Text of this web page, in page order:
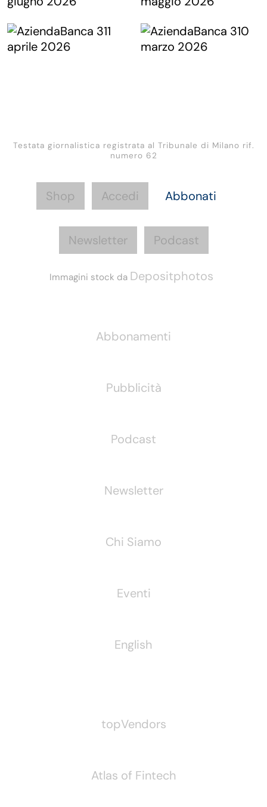
Testata giornalistica registrata al Tribunale di Milano rif.
numero 62
Shop Accedi Abbonati
Newsletter Podcast
Immagini stock da Depositphotos
Abbonamenti
Pubblicità
Podcast
Newsletter
Chi Siamo
Eventi
English
topVendors
Atlas of Fintech